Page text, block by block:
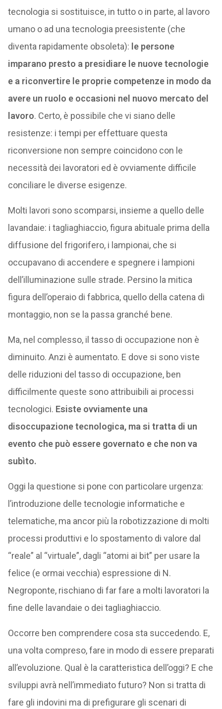
tecnologia si sostituisce, in tutto o in parte, al lavoro
umano o ad una tecnologia preesistente (che
diventa rapidamente obsoleta): le persone
imparano presto a presidiare le nuove tecnologie
e a riconvertire le proprie competenze in modo da
avere un ruolo e occasioni nel nuovo mercato del
lavoro. Certo, è possibile che vi siano delle
resistenze: i tempi per effettuare questa
riconversione non sempre coincidono con le
necessità dei lavoratori ed è ovviamente difficile
conciliare le diverse esigenze.
Molti lavori sono scomparsi, insieme a quello delle
lavandaie: i tagliaghiaccio, figura abituale prima della
diffusione del frigorifero, i lampionai, che si
occupavano di accendere e spegnere i lampioni
dell’illuminazione sulle strade. Persino la mitica
figura dell’operaio di fabbrica, quello della catena di
montaggio, non se la passa granché bene.
Ma, nel complesso, il tasso di occupazione non è
diminuito. Anzi è aumentato. E dove si sono viste
delle riduzioni del tasso di occupazione, ben
difficilmente queste sono attribuibili ai processi
tecnologici. Esiste ovviamente una
disoccupazione tecnologica, ma si tratta di un
evento che può essere governato e che non va
subìto.
Oggi la questione si pone con particolare urgenza:
l’introduzione delle tecnologie informatiche e
telematiche, ma ancor più la robotizzazione di molti
processi produttivi e lo spostamento di valore dal
“reale” al “virtuale”, dagli “atomi ai bit” per usare la
felice (e ormai vecchia) espressione di N.
Negroponte, rischiano di far fare a molti lavoratori la
fine delle lavandaie o dei tagliaghiaccio.
Occorre ben comprendere cosa sta succedendo. E,
una volta compreso, fare in modo di essere preparati
all’evoluzione. Qual è la caratteristica dell’oggi? E che
sviluppi avrà nell’immediato futuro? Non si tratta di
fare gli indovini ma di prefigurare gli scenari di